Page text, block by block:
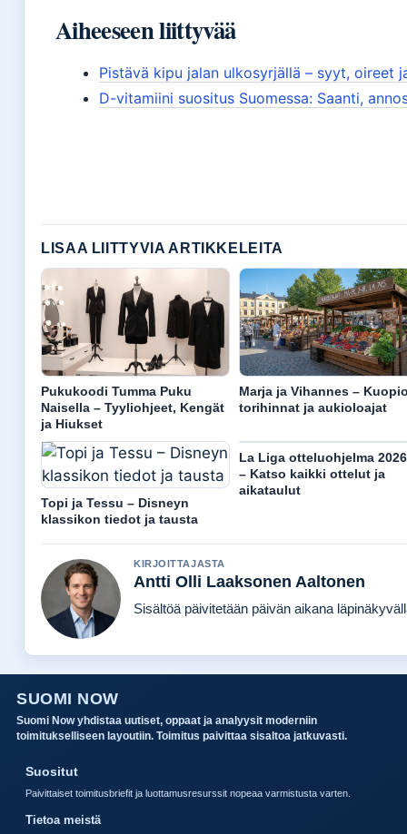
Aiheeseen liittyvää
Pistävä kipu jalan ulkosyrjällä – syyt, oireet
D-vitamiini suositus Suomessa: Saanti,
LISAA LIITTYVIA ARTIKKELEITA
Pukukoodi Tumma Puku
Naisella – Tyyliohjeet, Kengät
ja Hiukset
Marja ja Vihannes –
torihinnat ja aukioloajat
Topi ja Tessu – Disneyn
klassikon tiedot ja tausta
La Liga otteluohjelma
– Katso kaikki ottelut ja
aikataulut
KIRJOITTAJASTA
Antti Olli Laaksonen Aaltonen
Sisältöä päivitetään päivän aikana
SUOMI NOW
Suomi Now yhdistaa uutiset, oppaat ja analyysit moderniin
toimitukselliseen layoutiin. Toimitus paivittaa sisaltoa jatkuvasti.
Suositut
Paivittaiset toimitusbriefit ja luottamusresurssit nopeaa varmistusta varten.
Tietoa meistä